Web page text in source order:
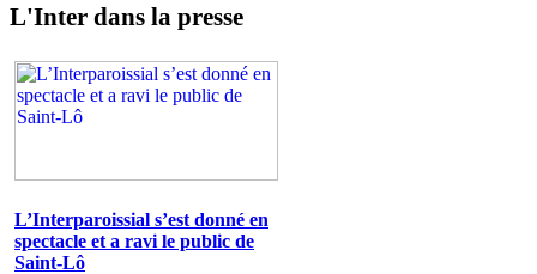
L'Inter dans la presse
L’Interparoissial s’est donné en
spectacle et a ravi le public de
Saint-Lô